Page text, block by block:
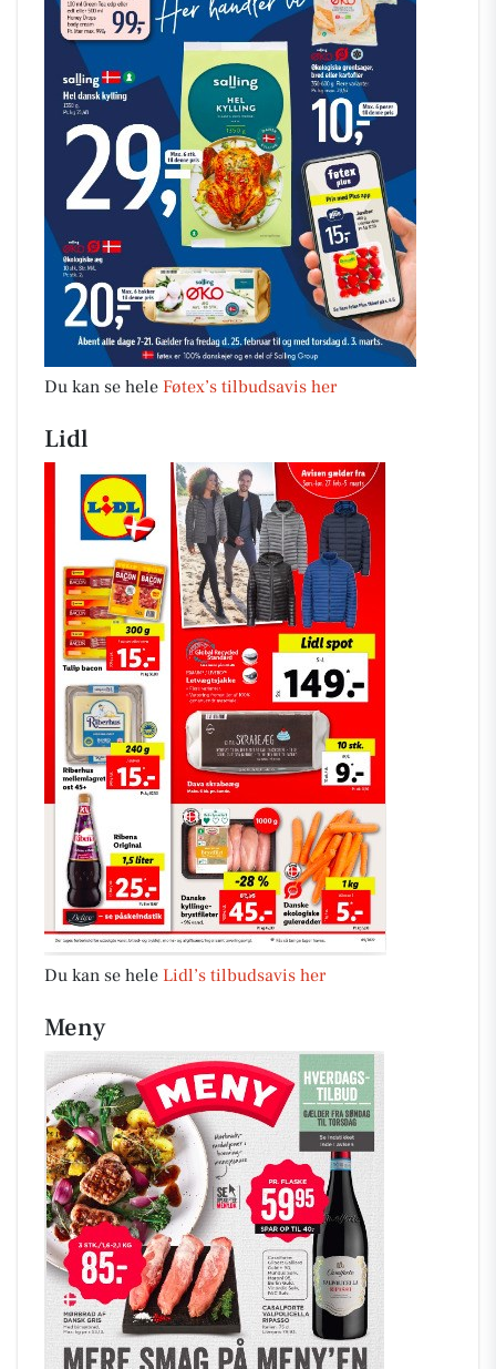
Du kan se hele Føtex’s tilbudsavis her
Lidl
Du kan se hele Lidl’s tilbudsavis her
Meny